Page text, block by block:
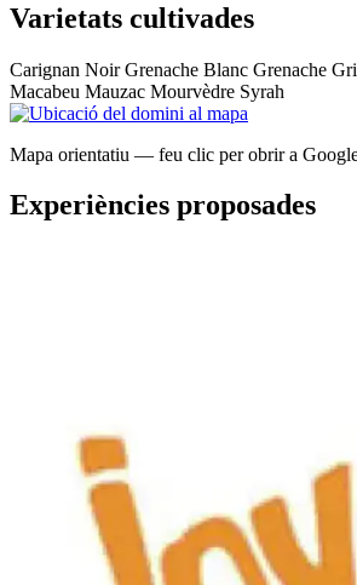
Varietats cultivades
Carignan Noir Grenache Blanc Grenache
Macabeu Mauzac Mourvèdre Syrah
Mapa orientatiu — feu clic per obrir a
Experiències proposades